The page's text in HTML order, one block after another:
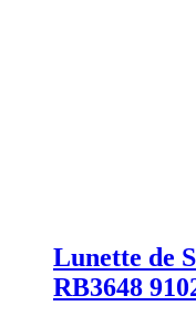
Lunette de
RB3648